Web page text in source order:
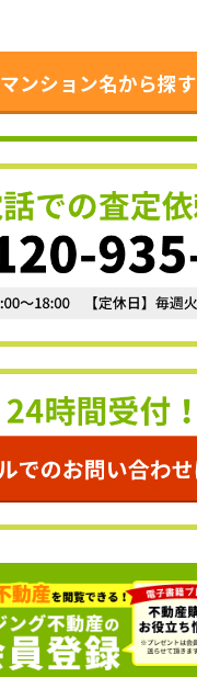
マンション名から探す